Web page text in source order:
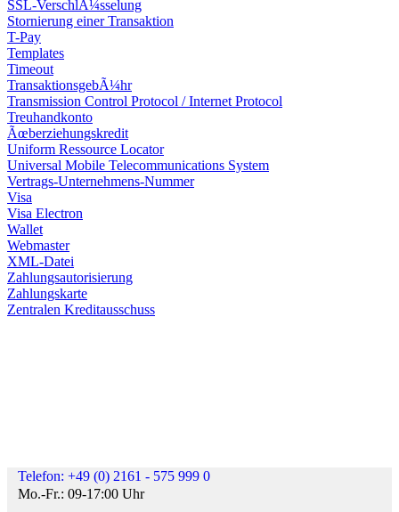
SSL-VerschlÃ¼sselung
Stornierung einer Transaktion
T-Pay
Templates
Timeout
TransaktionsgebÃ¼hr
Transmission Control Protocol / Internet Protocol
Treuhandkonto
Ãœberziehungskredit
Uniform Ressource Locator
Universal Mobile Telecommunications System
Vertrags-Unternehmens-Nummer
Visa
Visa Electron
Wallet
Webmaster
XML-Datei
Zahlungsautorisierung
Zahlungskarte
Zentralen Kreditausschuss
Telefon: +49 (0) 2161 - 575 999 0
Mo.-Fr.: 09-17:00 Uhr